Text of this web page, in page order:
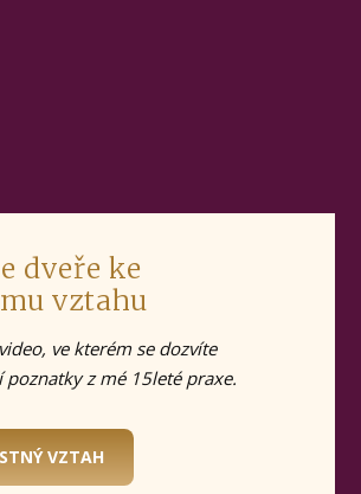
dveře ke
vztahu
ve kterém se dozvíte
poznatky z mé 15leté praxe.
VZTAH